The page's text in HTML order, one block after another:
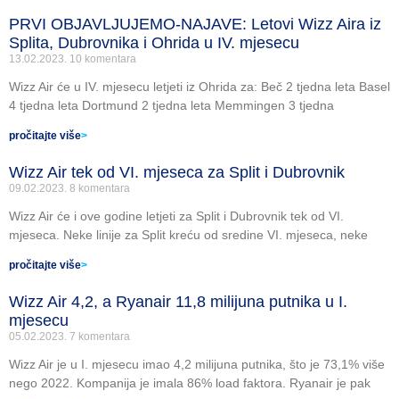
PRVI OBJAVLJUJEMO-NAJAVE: Letovi Wizz Aira iz
Splita, Dubrovnika i Ohrida u IV. mjesecu
13.02.2023. 10 komentara
Wizz Air će u IV. mjesecu letjeti iz Ohrida za: Beč 2 tjedna leta Basel
4 tjedna leta Dortmund 2 tjedna leta Memmingen 3 tjedna
pročitajte više>
Wizz Air tek od VI. mjeseca za Split i Dubrovnik
09.02.2023. 8 komentara
Wizz Air će i ove godine letjeti za Split i Dubrovnik tek od VI.
mjeseca. Neke linije za Split kreću od sredine VI. mjeseca, neke
pročitajte više>
Wizz Air 4,2, a Ryanair 11,8 milijuna putnika u I.
mjesecu
05.02.2023. 7 komentara
Wizz Air je u I. mjesecu imao 4,2 milijuna putnika, što je 73,1% više
nego 2022. Kompanija je imala 86% load faktora. Ryanair je pak